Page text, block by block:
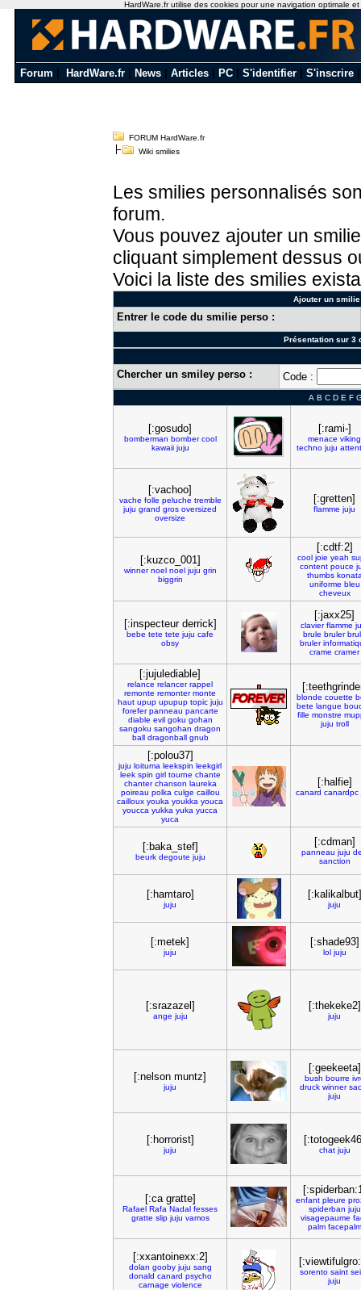
Forum HardWare.fr News Articles PC S'identifier S'inscrire
FORUM HardWare.fr
Wiki smilies
Les smilies personnalisés
forum.
Vous pouvez ajouter un
cliquant simplement dessus
Voici la liste des smilies
Ajouter un
Entrer le code du smilie perso :
Présentation sur 3
Chercher un smiley perso : Code :
A B C D E F
[:gosudo]
bomberman bomber cool
kawaii juju
[:rami-]
menace viking
techno juju
[:vachoo]
vache folle peluche tremble
juju grand gros oversized
oversize
[:gretten]
flamme juju
[:kuzco_001]
winner noel noel juju grin
biggrin
[:cdtf:2]
cool joie yeah
content pouce
thumbs
uniforme bleu
cheveux
[:inspecteur derrick]
bebe tete tete juju cafe
obsy
[:jaxx25]
clavier flamme
brule bruler
bruler
crame cramer
[:jujulediable]
relance relancer rappel
remonte remonter monte
haut upup upupup topic juju
forefer panneau pancarte
diable evil goku gohan
sangoku sangohan dragon
ball dragonball gnub
blonde couette
bete langue
fille monstre
juju troll
[:polou37]
juju loituma leekspin leekgirl
leek spin girl tourne chante
chanter chanson laureka
poireau polka culge caillou
cailloux youka youkka youca
youcca yukka yuka yucca
yuca
[:halfie]
canard canardpc
[:baka_stef]
beurk degoute juju
[:cdman]
panneau juju
sanction
[:hamtaro]
juju
[:kalikalbut]
juju
[:metek]
juju
[:shade93]
lol juju
[:srazazel]
ange juju
[:thekeke2]
juju
[:nelson muntz]
juju
[:geekeeta]
bush bourre
druck winner
juju
[:horrorist]
juju chat juju
[:ca gratte]
Rafael Rafa Nadal fesses
gratte slip juju vamos
enfant pleure
spiderban juju
visagepaume
palm facepalm
[:xxantoinexx:2]
dolan gooby juju sang
donald canard psycho
carnage violence
sorento saint
juju
HardWare.fr utilise des cookies pour une navigation optimale